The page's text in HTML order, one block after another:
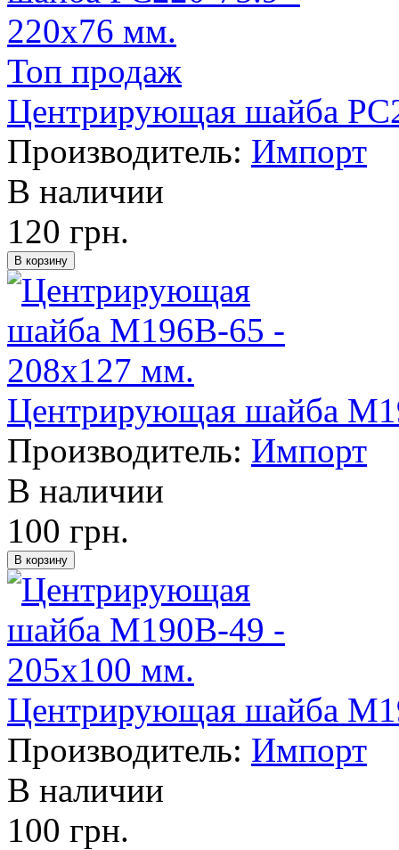
Топ продаж
Центрирующая шайба
Производитель: Импорт
В наличии
120 грн.
Центрирующая шайба
Производитель: Импорт
В наличии
100 грн.
Центрирующая шайба
Производитель: Импорт
В наличии
100 грн.